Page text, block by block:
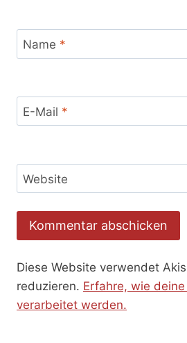
Name *
E-Mail *
Website
Diese Website verwendet
reduzieren. Erfahre, wie
verarbeitet werden.